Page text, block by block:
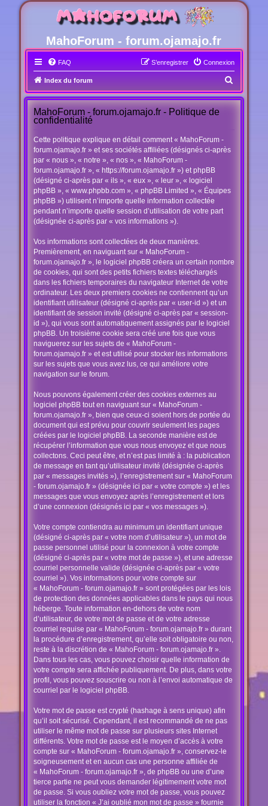
MahoForum - forum.ojamajo.fr
FAQ Connexion
S’enregistrer
Index du forum
e
MahoForum - forum.ojamajo.fr - Politique de
confidentialité
Cette politique explique en détail comment « MahoForum -
forum.ojamajo.fr » et ses sociétés affiliées (désignés ci-après
par « nous », « notre », « nos », « MahoForum -
forum.ojamajo.fr », « https://forum.ojamajo.fr ») et phpBB
(désigné ci-après par « ils », « eux », « leur », « logiciel
phpBB », « www.phpbb.com », « phpBB Limited », « Équipes
phpBB ») utilisent n’importe quelle information collectée
pendant n’importe quelle session d’utilisation de votre part
(désignée ci-après par « vos informations »).
Vos informations sont collectées de deux manières.
Premièrement, en naviguant sur « MahoForum -
forum.ojamajo.fr », le logiciel phpBB créera un certain nombre
de cookies, qui sont des petits fichiers textes téléchargés
dans les fichiers temporaires du navigateur Internet de votre
ordinateur. Les deux premiers cookies ne contiennent qu’un
identifiant utilisateur (désigné ci-après par « user-id ») et un
identifiant de session invité (désigné ci-après par « session-
id »), qui vous sont automatiquement assignés par le logiciel
phpBB. Un troisième cookie sera créé une fois que vous
naviguerez sur les sujets de « MahoForum -
forum.ojamajo.fr » et est utilisé pour stocker les informations
sur les sujets que vous avez lus, ce qui améliore votre
navigation sur le forum.
Nous pouvons également créer des cookies externes au
logiciel phpBB tout en naviguant sur « MahoForum -
forum.ojamajo.fr », bien que ceux-ci soient hors de portée du
document qui est prévu pour couvrir seulement les pages
créées par le logiciel phpBB. La seconde manière est de
récupérer l’information que vous nous envoyez et que nous
collectons. Ceci peut être, et n’est pas limité à : la publication
de message en tant qu’utilisateur invité (désignée ci-après
par « messages invités »), l’enregistrement sur « MahoForum
- forum.ojamajo.fr » (désignée ici par « votre compte ») et les
messages que vous envoyez après l’enregistrement et lors
d’une connexion (désignés ici par « vos messages »).
Votre compte contiendra au minimum un identifiant unique
(désigné ci-après par « votre nom d’utilisateur »), un mot de
passe personnel utilisé pour la connexion à votre compte
(désigné ci-après par « votre mot de passe »), et une adresse
courriel personnelle valide (désignée ci-après par « votre
courriel »). Vos informations pour votre compte sur
« MahoForum - forum.ojamajo.fr » sont protégées par les lois
de protection des données applicables dans le pays qui nous
héberge. Toute information en-dehors de votre nom
d’utilisateur, de votre mot de passe et de votre adresse
courriel requise par « MahoForum - forum.ojamajo.fr » durant
la procédure d’enregistrement, qu’elle soit obligatoire ou non,
reste à la discrétion de « MahoForum - forum.ojamajo.fr ».
Dans tous les cas, vous pouvez choisir quelle information de
votre compte sera affichée publiquement. De plus, dans votre
profil, vous pouvez souscrire ou non à l’envoi automatique de
courriel par le logiciel phpBB.
Votre mot de passe est crypté (hashage à sens unique) afin
qu’il soit sécurisé. Cependant, il est recommandé de ne pas
utiliser le même mot de passe sur plusieurs sites Internet
différents. Votre mot de passe est le moyen d’accès à votre
compte sur « MahoForum - forum.ojamajo.fr », conservez-le
soigneusement et en aucun cas une personne affiliée de
« MahoForum - forum.ojamajo.fr », de phpBB ou une d’une
tierce partie ne peut vous demander légitimement votre mot
de passe. Si vous oubliez votre mot de passe, vous pouvez
utiliser la fonction « J’ai oublié mon mot de passe » fournie